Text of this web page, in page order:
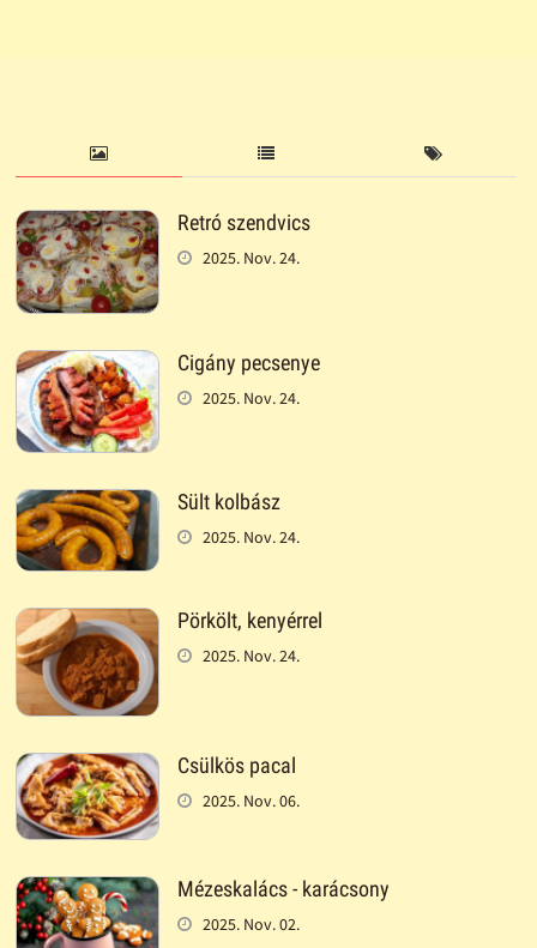
Retró szendvics
2025. Nov. 24.
Cigány pecsenye
2025. Nov. 24.
Sült kolbász
2025. Nov. 24.
Pörkölt, kenyérrel
2025. Nov. 24.
Csülkös pacal
2025. Nov. 06.
Mézeskalács - karácsony
2025. Nov. 02.